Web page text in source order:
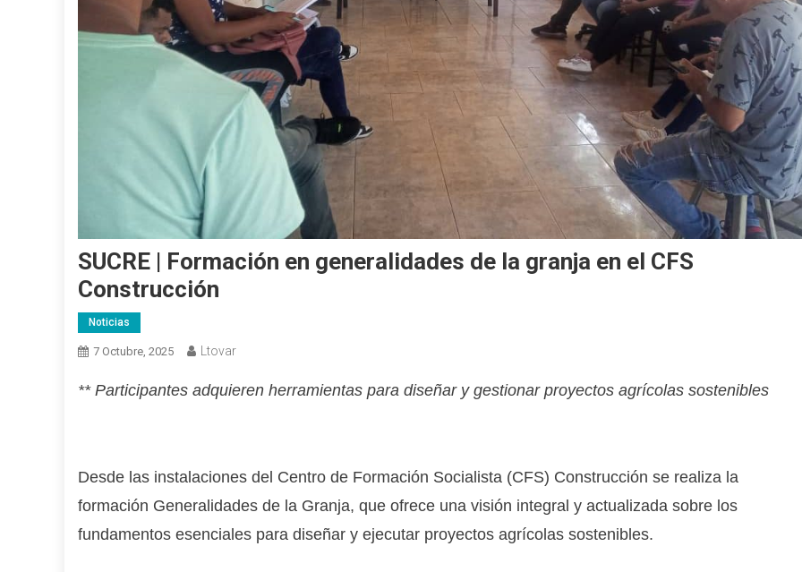
SUCRE | Formación en generalidades de la granja en el CFS
Construcción
Noticias
7 Octubre, 2025 Ltovar
** Participantes adquieren herramientas para diseñar y gestionar proyectos agrícolas sostenibles
Desde las instalaciones del Centro de Formación Socialista (CFS) Construcción se realiza la
formación Generalidades de la Granja, que ofrece una visión integral y actualizada sobre los
fundamentos esenciales para diseñar y ejecutar proyectos agrícolas sostenibles.